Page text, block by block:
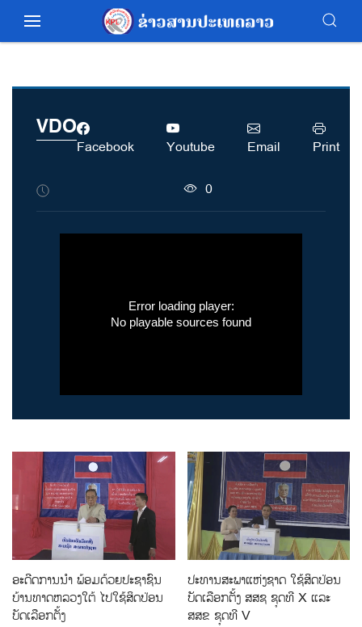
VDO
Facebook Youtube Email Print
0
Error loading player:
No playable sources found
ອະດີດການນໍາ ພ້ອມດ້ວຍປະຊາຊົນ
ບ້ານທາດຫລວງໃຕ້ ໄປໃຊ້ສິດປ່ອນ
ບັດເລືອກຕັ້ງ
ປະທານສະພາແຫ່ງຊາດ ໃຊ້ສິດປ່ອນ
ບັດເລືອກຕັ້ງ ສສຊ ຊຸດທີ X ແລະ
ສສຂ ຊຸດທີ V